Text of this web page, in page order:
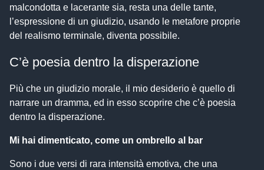
malcondotta e lacerante sia, resta una delle tante,
l’espressione di un giudizio, usando le metafore proprie
del realismo terminale, diventa possibile.
C’è poesia dentro la disperazione
Più che un giudizio morale, il mio desiderio è quello di
narrare un dramma, ed in esso scoprire che c’è poesia
dentro la disperazione.
Mi hai dimenticato, come un ombrello al bar
Sono i due versi di rara intensità emotiva, che una